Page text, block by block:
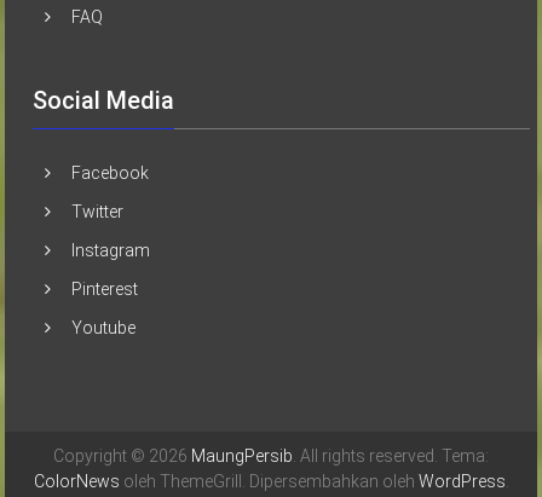
FAQ
Social Media
Facebook
Twitter
Instagram
Pinterest
Youtube
Copyright © 2026 MaungPersib . All rights reserved. Tema:
ColorNews oleh ThemeGrill. Dipersembahkan oleh WordPress